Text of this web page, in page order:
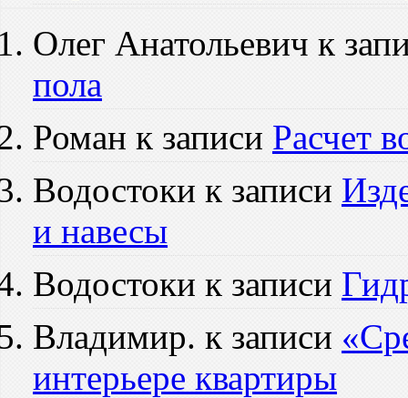
Олег Анатольевич к
пола
Роман к записи Расчет
Водостоки к записи
и навесы
Водостоки к записи
Владимир. к записи
интерьере квартиры